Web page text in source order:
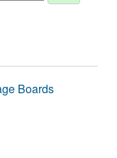
Boards